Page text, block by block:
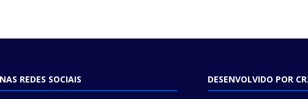
REDES SOCIAIS DESENVOLVIDO POR